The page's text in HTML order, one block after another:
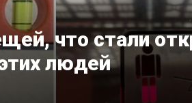
что стали
людей